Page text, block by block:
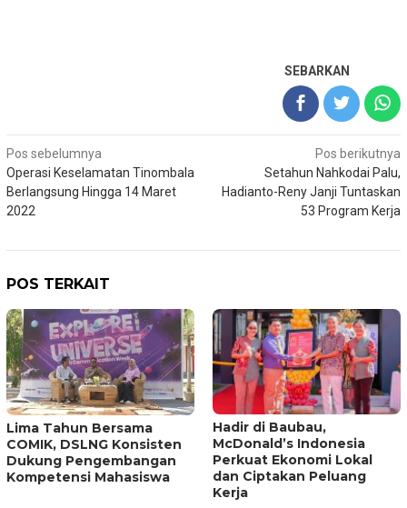
SEBARKAN
Navigasi
pos
Pos sebelumnya
Operasi Keselamatan Tinombala
Berlangsung Hingga 14 Maret
2022
Pos berikutnya
Setahun Nahkodai Palu,
Hadianto-Reny Janji Tuntaskan
53 Program Kerja
POS TERKAIT
Lima Tahun Bersama
COMIK, DSLNG Konsisten
Dukung Pengembangan
Kompetensi Mahasiswa
Hadir di Baubau,
McDonald’s Indonesia
Perkuat Ekonomi Lokal
dan Ciptakan Peluang
Kerja